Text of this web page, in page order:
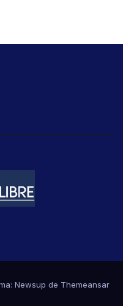
Newsup de Themeansar